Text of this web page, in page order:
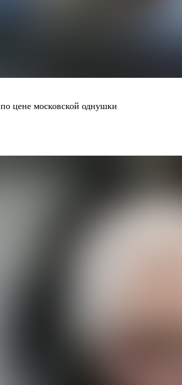
по цене московской однушки